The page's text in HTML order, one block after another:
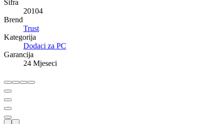
Šifra
20104
Brend
Trust
Kategorija
Dodaci za PC
Garancija
24 Mjeseci